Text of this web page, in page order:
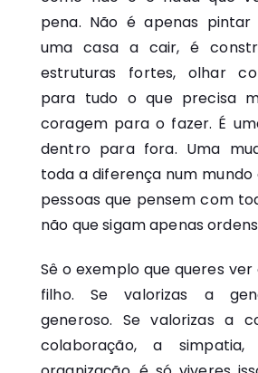
pena. Não é apenas
uma casa a cair, é
estruturas fortes, olhar
para tudo o que precisa
coragem para o fazer. É
dentro para fora. Uma
toda a diferença num mundo
pessoas que pensem com
não que sigam apenas
Sê o exemplo que queres
filho. Se valorizas a
generoso. Se valorizas a
colaboração, a